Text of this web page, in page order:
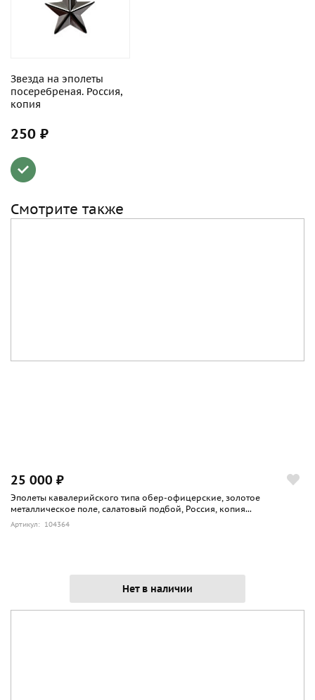
Звезда на эполеты
посеребреная. Россия,
копия
250 ₽
Смотрите также
25 000 ₽
Эполеты кавалерийского типа обер-офицерские, золотое
металлическое поле, салатовый подбой, Россия, копия...
Артикул: 104364
Нет в наличии